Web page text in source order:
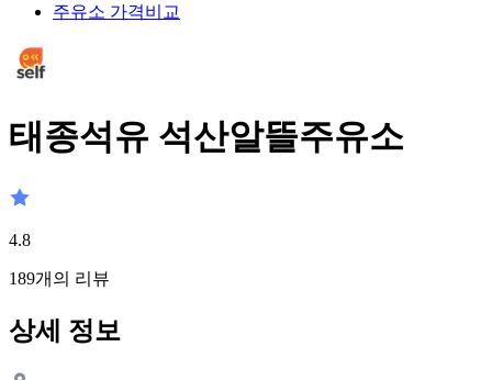
주유소 가격비교
태종석유 석산알뜰주유소
4.8
189개의 리뷰
상세 정보